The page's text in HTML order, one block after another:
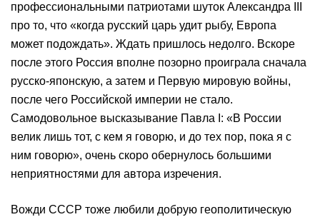
профессиональными патриотами шуток Александра III
про то, что «когда русский царь удит рыбу, Европа
может подождать». Ждать пришлось недолго. Вскоре
после этого Россия вполне позорно проиграла сначала
русско-японскую, а затем и Первую мировую войны,
после чего Российской империи не стало.
Самодовольное высказывание Павла I: «В России
велик лишь тот, с кем я говорю, и до тех пор, пока я с
ним говорю», очень скоро обернулось большими
неприятностями для автора изречения.
Вожди СССР тоже любили добрую геополитическую